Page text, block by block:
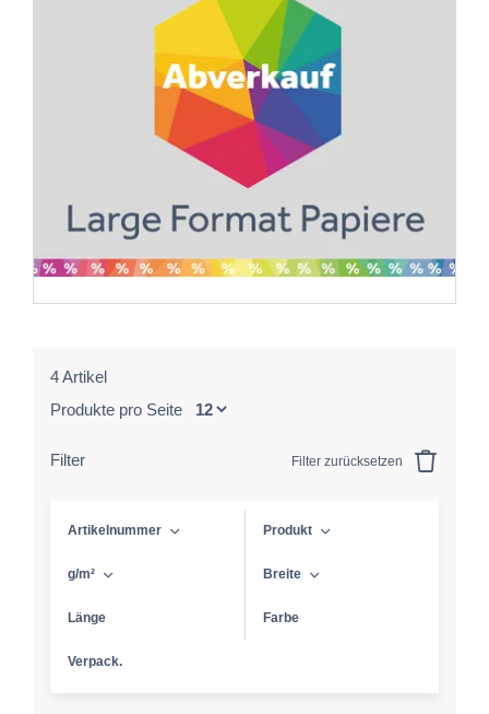
4 Artikel
Produkte pro Seite
Filter Filter zurücksetzen
Artikelnummer Produkt
g/m² Breite
Länge Farbe
Verpack.